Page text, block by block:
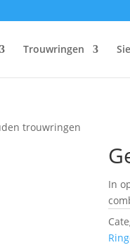
Trouwringen
trouwringen
In